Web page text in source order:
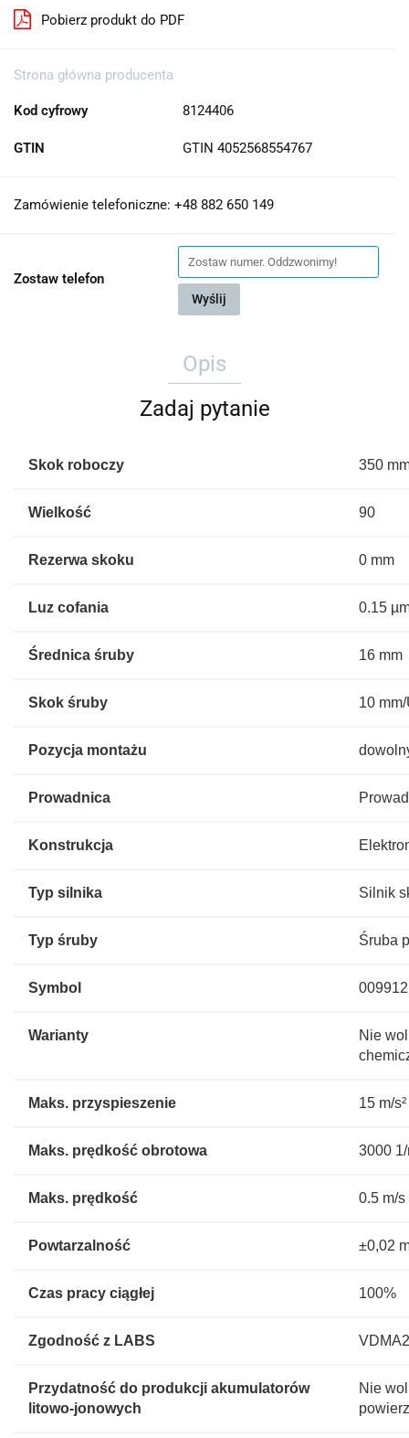
Pobierz produkt do PDF
Strona główna producenta
Kod cyfrowy 8124406
GTIN GTIN 4052568554767
Zamówienie telefoniczne: +48 882 650 149
Zostaw telefon
Wyślij
Opis
Zadaj pytanie
Skok roboczy 350
Wielkość 90
Rezerwa skoku 0 mm
Luz cofania 0.15
Średnica śruby 16 mm
Skok śruby 10
Pozycja montażu
Prowadnica
Konstrukcja
Typ silnika Silnik
Typ śruby Śruba
Symbol
Warianty
Nie
Maks. przyspieszenie 15 m/s²
Maks. prędkość obrotowa 3000
Maks. prędkość 0.5 m/s
Powtarzalność ±0,02
Czas pracy ciągłej 100%
Zgodność z LABS
Przydatność do produkcji akumulatorów
litowo-jonowych
Nie